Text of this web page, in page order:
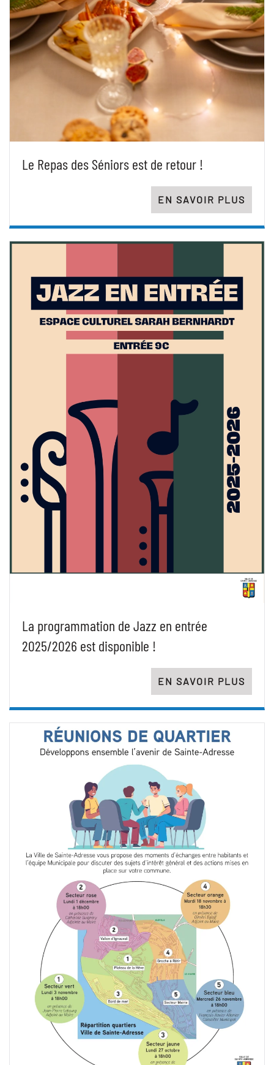
Le Repas des Séniors est de retour !
EN SAVOIR PLUS
La programmation de Jazz en entrée
2025/2026 est disponible !
EN SAVOIR PLUS